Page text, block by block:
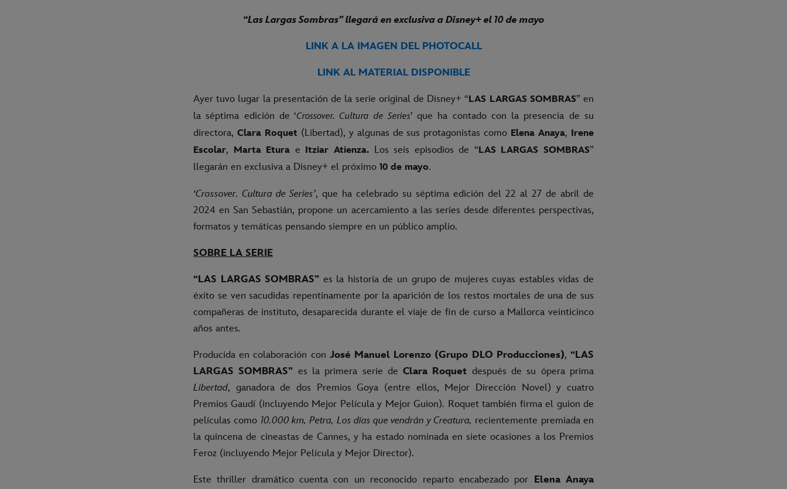
“Las Largas Sombras” llegará en exclusiva a Disney+ el 10 de mayo
LINK A LA IMAGEN DEL PHOTOCALL
LINK AL MATERIAL DISPONIBLE
Ayer tuvo lugar la presentación de la serie original de Disney+ “LAS LARGAS SOMBRAS” en
la séptima edición de ‘Crossover. Cultura de Series’ que ha contado con la presencia de su
directora, Clara Roquet (Libertad), y algunas de sus protagonistas como Elena Anaya, Irene
Escolar, Marta Etura e Itziar Atienza.Los seis episodios de “LAS LARGAS SOMBRAS”
llegarán en exclusiva a Disney+ el próximo 10 de mayo.
‘Crossover. Cultura de Series’, que ha celebrado su séptima edición del 22 al 27 de abril de
2024 en San Sebastián, propone un acercamiento a las series desde diferentes perspectivas,
formatos y temáticas pensando siempre en un público amplio.
SOBRE LA SERIE
“LAS LARGAS SOMBRAS” es la historia de un grupo de mujeres cuyas estables vidas de
éxito se ven sacudidas repentinamente por la aparición de los restos mortales de una de sus
compañeras de instituto, desaparecida durante el viaje de fin de curso a Mallorca veinticinco
años antes.
Producida en colaboración con José Manuel Lorenzo (Grupo DLO Producciones),“LAS
LARGAS SOMBRAS” es la primera serie deClara Roquet después de su ópera prima
Libertad, ganadora de dos Premios Goya (entre ellos, Mejor Dirección Novel) y cuatro
Premios Gaudí (incluyendo Mejor Película y Mejor Guion). Roquet también firma el guion de
películas como 10.000 km, Petra, Los días que vendrán y Creatura, recientemente premiada en
la quincena de cineastas de Cannes, y ha estado nominada en siete ocasiones a los Premios
Feroz (incluyendo Mejor Película y Mejor Director).
Este thriller dramático cuenta con un reconocido reparto encabezado por Elena Anaya